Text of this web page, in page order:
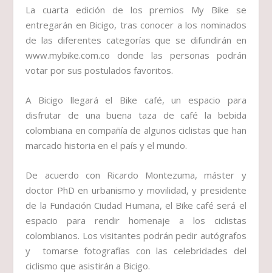
La cuarta edición de los premios My Bike se
entregarán en Bicigo, tras conocer a los nominados
de las diferentes categorías que se difundirán en
www.mybike.com.co donde las personas podrán
votar por sus postulados favoritos.
A Bicigo llegará el Bike café, un espacio para
disfrutar de una buena taza de café la bebida
colombiana en compañía de algunos ciclistas que han
marcado historia en el país y el mundo.
De acuerdo con Ricardo Montezuma, máster y
doctor PhD en urbanismo y movilidad, y presidente
de la Fundación Ciudad Humana, el Bike café será el
espacio para rendir homenaje a los ciclistas
colombianos. Los visitantes podrán pedir autógrafos
y tomarse fotografías con las celebridades del
ciclismo que asistirán a Bicigo.